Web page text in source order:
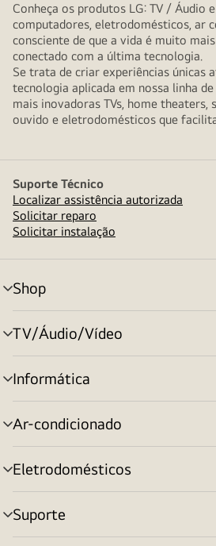
Conheça os produtos LG: TV / Áudio
computadores, eletrodomésticos, ar
consciente de que a vida é muito
conectado com a última tecnologia.
Se trata de criar experiências únicas
tecnologia aplicada em nossa linha
mais inovadoras TVs, home theaters,
ouvido e eletrodomésticos que
Suporte Técnico
Localizar assistência autorizada
Solicitar reparo
Solicitar instalação
Shop
alternar
menu
TV/Áudio/Vídeo
alternar
menu
Informática
alternar
menu
Ar-condicionado
alternar
menu
Eletrodomésticos
alternar
menu
Suporte
alternar
menu